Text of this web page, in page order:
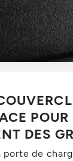
POUR
DES
porte de